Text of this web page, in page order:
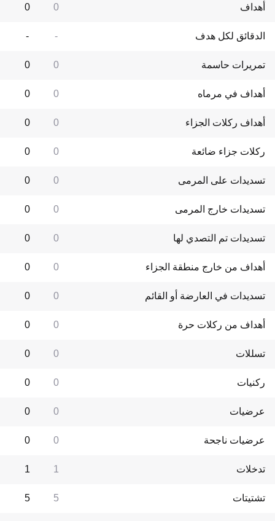
أهداف 0
0
الدقائق لكل هدف -
-
تمريرات حاسمة 0
0
أهداف في مرماه 0
0
أهداف ركلات الجزاء 0
0
ركلات جزاء ضائعة 0
0
تسديدات على المرمى 0
0
تسديدات خارج المرمى 0
0
تسديدات تم التصدي لها 0
0
أهداف من خارج منطقة الجزاء 0
0
تسديدات في العارضة أو القائم 0
0
أهداف من ركلات حرة 0
0
تسللات 0
0
ركنيات 0
0
عرضيات 0
0
عرضيات ناجحة 0
0
تدخلات 1
1
تشتيتات 5
5